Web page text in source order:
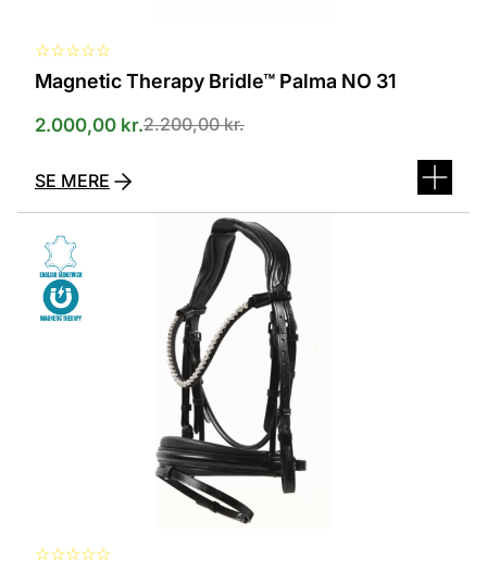
☆☆☆☆☆
Magnetic Therapy Bridle™ Palma NO 31
2.200,00kr.
2.000,00 kr.
SE MERE
☆☆☆☆☆
vare
har
flere
varianter.
Mulighederne